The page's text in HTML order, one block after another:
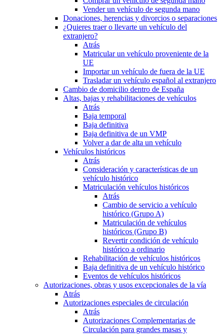
Vender un vehículo de segunda mano
Donaciones, herencias y divorcios o separaciones
¿Quieres traer o llevarte un vehículo del
extranjero?
Atrás
Matricular un vehículo proveniente de la
UE
Importar un vehículo de fuera de la UE
Trasladar un vehículo español al extranjero
Cambio de domicilio dentro de España
Altas, bajas y rehabilitaciones de vehículos
Atrás
Baja temporal
Baja definitiva
Baja definitiva de un VMP
Volver a dar de alta un vehículo
Vehículos históricos
Atrás
Consideración y características de un
vehículo histórico
Matriculación vehículos históricos
Atrás
Cambio de servicio a vehículo
histórico (Grupo A)
Matriculación de vehículos
históricos (Grupo B)
Revertir condición de vehículo
histórico a ordinario
Rehabilitación de vehículos históricos
Baja definitiva de un vehículo histórico
Eventos de vehículos históricos
Autorizaciones, obras y usos excepcionales de la vía
Atrás
Autorizaciones especiales de circulación
Atrás
Autorizaciones Complementarias de
Circulación para grandes masas y